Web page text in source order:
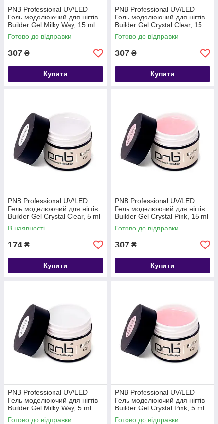
PNB Professional UV/LED
Гель моделюючий для нігтів
Builder Gel Milky Way, 15 ml
(молочний)
Готово до відправки
307 ₴
Купити
PNB Professional UV/LED
Гель моделюючий для нігтів
Builder Gel Сrystal Clear, 15
ml (прозорий)
Готово до відправки
307 ₴
Купити
PNB Professional UV/LED
Гель моделюючий для нігтів
Builder Gel Сrystal Clear, 5 ml
(прозорий)
В наявності
174 ₴
Купити
PNB Professional UV/LED
Гель моделюючий для нігтів
Builder Gel Сrystal Pink, 15 ml
(прозоро-рожевий)
Готово до відправки
307 ₴
Купити
PNB Professional UV/LED
Гель моделюючий для нігтів
Builder Gel Milky Way, 5 ml
(молочний)
Готово до відправки
PNB Professional UV/LED
Гель моделюючий для нігтів
Builder Gel Сrystal Pink, 5 ml
(прозоро-рожевий)
Готово до відправки